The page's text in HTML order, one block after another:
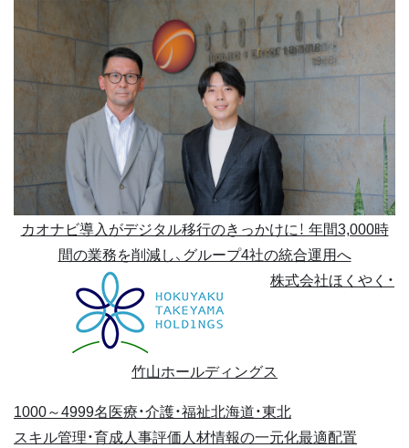
カオナビ導入がデジタル移行のきっかけに！ 年間3,000時
間の業務を削減し、グループ4社の統合運用へ
株式会社ほくやく・
竹山ホールディングス
1000～4999名医療・介護・福祉北海道・東北
スキル管理・育成人事評価人材情報の一元化最適配置